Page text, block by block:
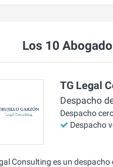
Los 10
TG Legal
Despacho
Despacho
Despacho
Consulting es un